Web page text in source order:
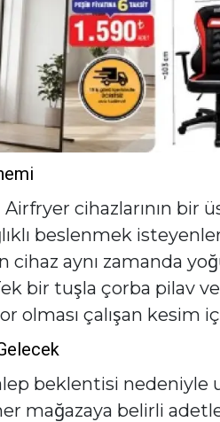
cihazlarının bir
beslenmek
cihaz aynı zamanda
bir tuşla çorba pilav
olması çalışan kesim
beklentisi nedeniyle
mağazaya belirli